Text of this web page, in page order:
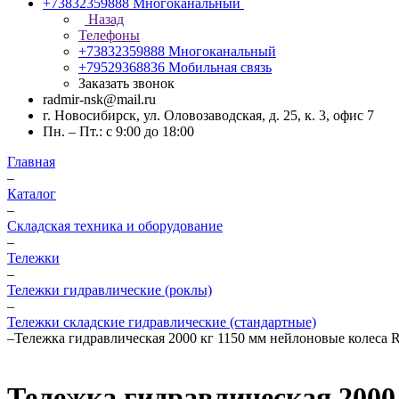
+73832359888 Многоканальный
Назад
Телефоны
+73832359888 Многоканальный
+79529368836 Мобильная связь
Заказать звонок
radmir-nsk@mail.ru
г. Новосибирск, ул. Оловозаводская, д. 25, к. 3, офис 7
Пн. – Пт.: с 9:00 до 18:00
Главная
–
Каталог
–
Складская техника и оборудование
–
Тележки
–
Тележки гидравлические (роклы)
–
Тележки складские гидравлические (стандартные)
–Тележка гидравлическая 2000 кг 1150 мм нейлоновые колеса